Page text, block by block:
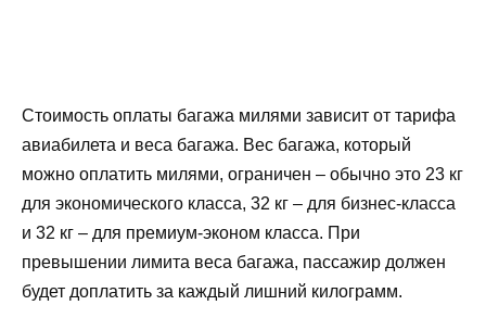
Стоимость оплаты багажа милями зависит от тарифа
авиабилета и веса багажа. Вес багажа, который
можно оплатить милями, ограничен – обычно это 23 кг
для экономического класса, 32 кг – для бизнес-класса
и 32 кг – для премиум-эконом класса. При
превышении лимита веса багажа, пассажир должен
будет доплатить за каждый лишний килограмм.